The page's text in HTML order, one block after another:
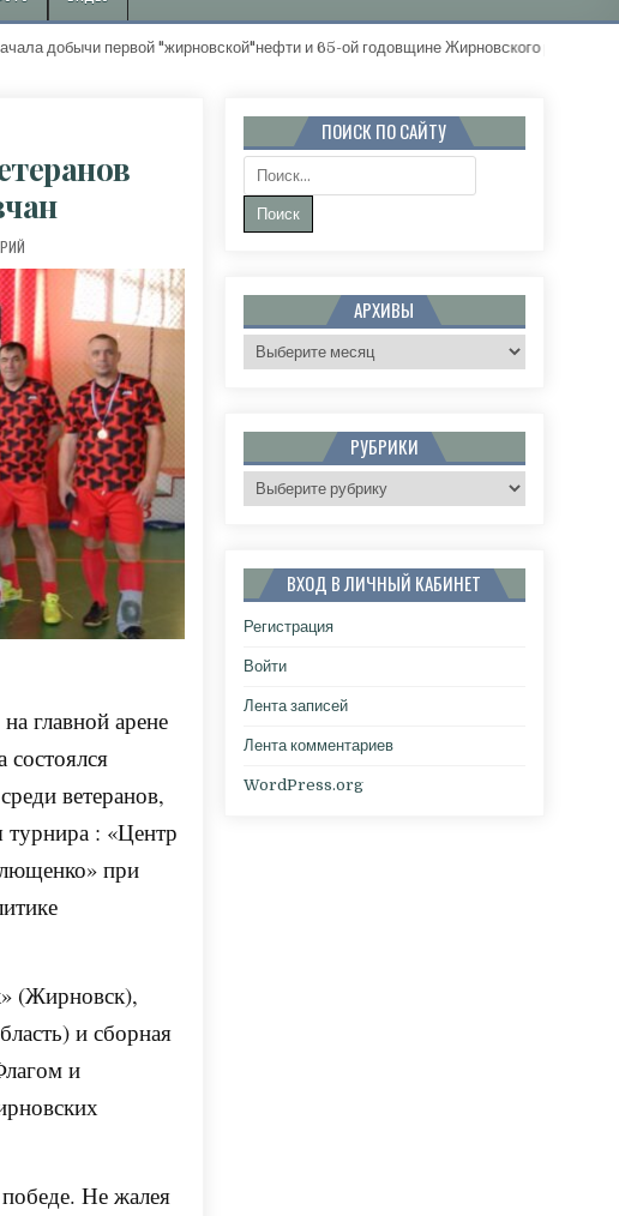
первой "жирновской"нефти и 65-ой годовщине Жирновского
К ТУРНИР ПО МИНИ-ФУТБОЛУ СРЕДИ ВЕТЕРАНОВ ЗАВЕРШИЛСЯ ПОБЕДОЙ ЖИРНОВЧАН
главной арене
ветеранов,
: «Центр
при
(Жирновск),
и сборная
и
Не жалея
ПОИСК ПО САЙТУ
Поиск:
АРХИВЫ
Архивы
РУБРИКИ
Рубрики
ВХОД В ЛИЧНЫЙ КАБИНЕТ
Регистрация
Войти
Лента записей
Лента комментариев
WordPress.org